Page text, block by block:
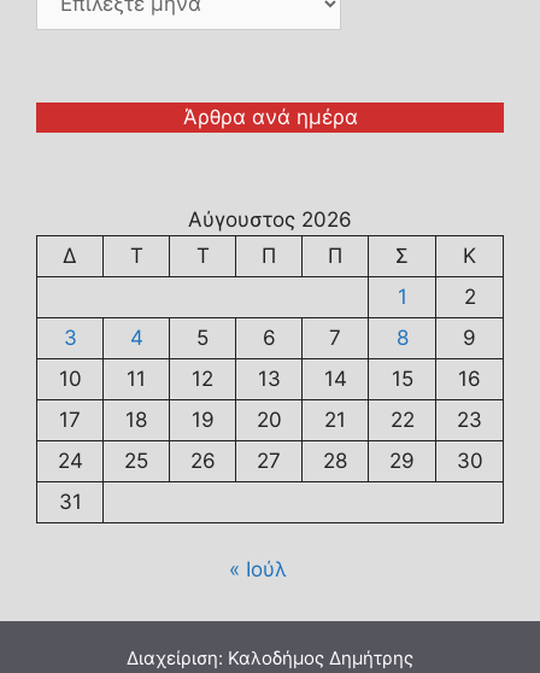
Άρθρα ανά ημέρα
Αύγουστος 2026
Δ
Τ Τ Π Π Σ
Κ
1
2
3
4 5 6 7 8
9
10
11 12 13 14 15
16
17
18 19 20 21 22
23
24
25 26 27 28 29
30
31
« Ιούλ
Διαχείριση: Καλοδήμος Δημήτρης